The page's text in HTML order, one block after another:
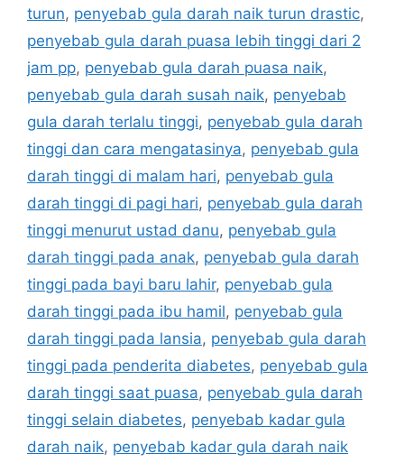
turun, penyebab gula darah naik turun drastic,
penyebab gula darah puasa lebih tinggi dari 2
jam pp, penyebab gula darah puasa naik,
penyebab gula darah susah naik, penyebab
gula darah terlalu tinggi, penyebab gula darah
tinggi dan cara mengatasinya, penyebab gula
darah tinggi di malam hari, penyebab gula
darah tinggi di pagi hari, penyebab gula darah
tinggi menurut ustad danu, penyebab gula
darah tinggi pada anak, penyebab gula darah
tinggi pada bayi baru lahir, penyebab gula
darah tinggi pada ibu hamil, penyebab gula
darah tinggi pada lansia, penyebab gula darah
tinggi pada penderita diabetes, penyebab gula
darah tinggi saat puasa, penyebab gula darah
tinggi selain diabetes, penyebab kadar gula
darah naik, penyebab kadar gula darah naik